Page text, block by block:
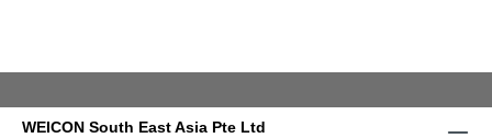
WEICON South East Asia Pte Ltd